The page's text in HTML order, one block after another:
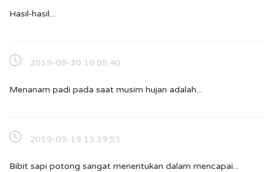
Hasil-hasil...
2019-09-30 10:05:40
Menanam padi pada saat musim hujan adalah...
2019-09-19 13:39:53
Bibit sapi potong sangat menentukan dalam mencapai...